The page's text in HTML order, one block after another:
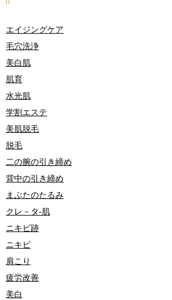
エイジングケア
毛穴洗浄
美白肌
肌育
水光肌
学割エステ
美肌脱毛
脱毛
二の腕の引き締め
背中の引き締め
まぶたのたるみ
クレ－タ-肌
ニキビ跡
ニキビ
肩こり
疲労改善
美白